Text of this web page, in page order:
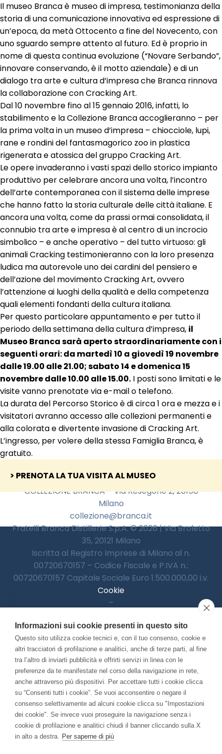
Il museo Branca è museo di impresa, testimonianza della
storia di una comunicazione innovativa ed espressione di
un’epoca, da metà Ottocento a fine del Novecento, con
uno sguardo sempre attento al futuro. Ed è proprio in
nome di questa continua evoluzione (“Novare Serbando”,
innovare conservando, è il motto aziendale) e di un
dialogo tra arte e cultura d’impresa che Branca rinnova
la collaborazione con Cracking Art.
Dal 10 novembre fino al 15 gennaio 2016, infatti, lo
stabilimento e la Collezione Branca accoglieranno – per
la prima volta in un museo d’impresa – chiocciole, lupi,
rane e rondini del fantasmagorico zoo in plastica
rigenerata e atossica del gruppo Cracking Art.
Le opere invaderanno i vasti spazi dello storico impianto
produttivo per celebrare ancora una volta, l’incontro
dell’arte contemporanea con il sistema delle imprese
che hanno fatto la storia culturale delle città italiane. E
ancora una volta, come da prassi ormai consolidata, il
connubio tra arte e impresa è al centro di un incrocio
simbolico – e anche operativo – del tutto virtuoso: gli
animali Cracking testimonieranno con la loro presenza
ludica ma autorevole uno dei cardini del pensiero e
dell’azione del movimento Cracking Art, ovvero
l’attenzione ai luoghi della qualità e della competenza
quali elementi fondanti della cultura italiana.
Per questo particolare appuntamento e per tutto il
periodo della settimana della cultura d’impresa, il
Museo Branca sarà aperto straordinariamente con i
seguenti orari: da martedì 10 a giovedì 19 novembre
dalle 19.00 alle 21.00; sabato 14 e domenica 15
novembre dalle 10.00 alle 15.00. I posti sono limitati e le
visite vanno prenotate via e-mail o telefono.
La durata del Percorso Storico è di circa 1 ora e mezza e i
visitatori avranno accesso alle collezioni permanenti e
alla colorata e divertente invasione di Cracking Art.
L’ingresso, per volere della stessa Famiglia Branca, è
gratuito.
> PRENOTA LA TUA VISITA AL MUSEO
COLLEZIONE BRANCA – Via Resegone 2, 20158
Milano
collezione@branca.it
Fratelli Branca Distillerie S.p.A. © 2026 | Via Broletto
35, 20121 Milano
Iscritta al Registro Imprese di Milano al n.
00720670157 – Codice Fiscale e P.IVA n.:
00720670157 Capitale Sociale Euro 1.500.000,00 i.v.
Cookie
–
–
Accessibilitià
Con il contributo di:
Bando “Musei di Impresa 2025”
Informazioni sui cookie presenti in questo sito
Questo sito utilizza cookie tecnici e, con il tuo consenso, cookie e
altri tracciatori di profilazione e analitici, anche di terze parti, al fine
tra l’altro di inviarti pubblicità e offrirti servizi in linea con le
preferenze da te manifestate nel corso della navigazione in rete,
anche attraverso più dispositivi. Per accettare tutti i cookie clicca
su “Consenti tutti i cookie”. Se vuoi acconsentire o negare il
consenso selettivamente ad alcuni cookie clicca su "Impostazioni
dei cookie". Se invece vuoi proseguire la navigazione senza i
cookie di profilazione e analitici chiudi il banner cliccando sulla X
in alto a destra. Per saperne di più